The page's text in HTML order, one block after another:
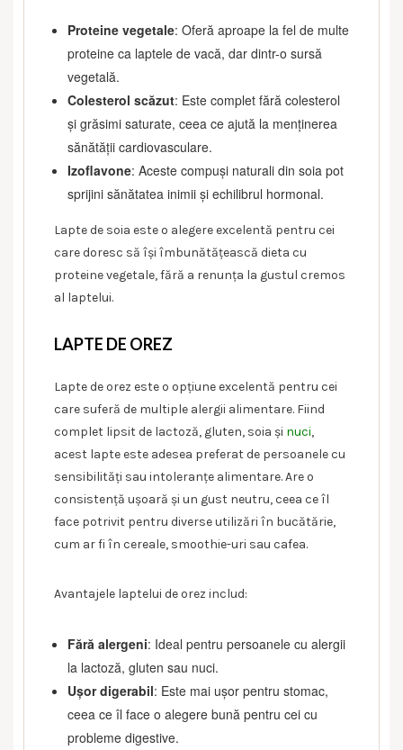
Proteine vegetale: Oferă aproape la fel de multe
proteine ca laptele de vacă, dar dintr-o sursă
vegetală.
Colesterol scăzut: Este complet fără colesterol
și grăsimi saturate, ceea ce ajută la menținerea
sănătății cardiovasculare.
Izoflavone: Aceste compuși naturali din soia pot
sprijini sănătatea inimii și echilibrul hormonal.
Lapte de soia este o alegere excelentă pentru cei
care doresc să își îmbunătățească dieta cu
proteine vegetale, fără a renunța la gustul cremos
al laptelui.
LAPTE DE OREZ
Lapte de orez este o opțiune excelentă pentru cei
care suferă de multiple alergii alimentare. Fiind
complet lipsit de lactoză, gluten, soia și nuci,
acest lapte este adesea preferat de persoanele cu
sensibilități sau intoleranțe alimentare. Are o
consistență ușoară și un gust neutru, ceea ce îl
face potrivit pentru diverse utilizări în bucătărie,
cum ar fi în cereale, smoothie-uri sau cafea.
Avantajele laptelui de orez includ:
Fără alergeni: Ideal pentru persoanele cu alergii
la lactoză, gluten sau nuci.
Ușor digerabil: Este mai ușor pentru stomac,
ceea ce îl face o alegere bună pentru cei cu
probleme digestive.